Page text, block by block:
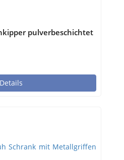
pulverbeschichtet
Details